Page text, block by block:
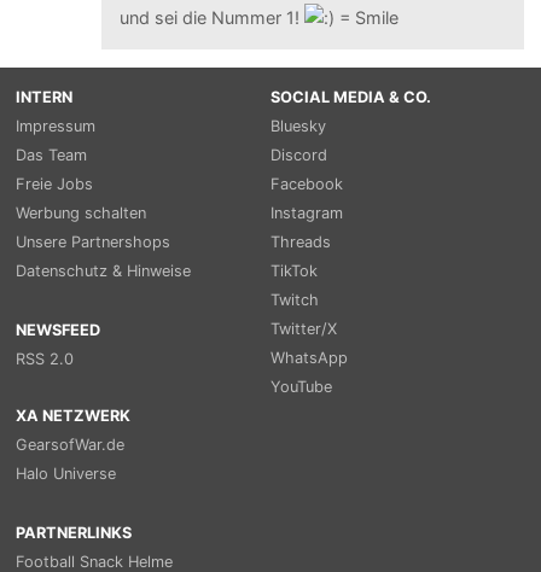
und sei die Nummer 1!
INTERN
Impressum
Das Team
Freie Jobs
Werbung schalten
Unsere Partnershops
Datenschutz & Hinweise
NEWSFEED
RSS 2.0
SOCIAL MEDIA & CO.
Bluesky
Discord
Facebook
Instagram
Threads
TikTok
Twitch
Twitter/X
WhatsApp
YouTube
XA NETZWERK
GearsofWar.de
Halo Universe
PARTNERLINKS
Football Snack Helme